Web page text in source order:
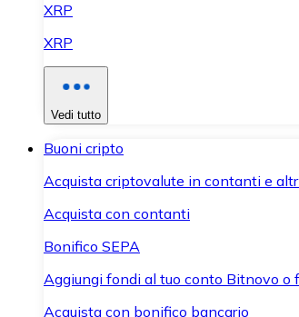
XRP
XRP
Vedi tutto
Buoni cripto
Acquista criptovalute in contanti e
Acquista con contanti
Bonifico SEPA
Aggiungi fondi al tuo conto Bitnovo o
Acquista con bonifico bancario